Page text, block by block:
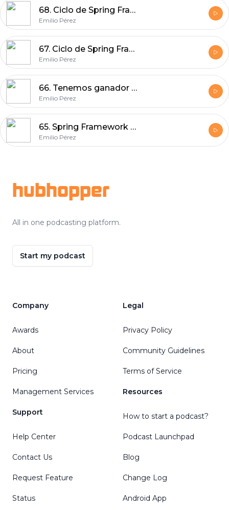
68. Ciclo de Spring Framework: Spring Core Container
Emilio Pérez
67. Ciclo de Spring Framework: Spring Boot
Emilio Pérez
66. Tenemos ganador y comenzamos monográfico de Spring Framework
Emilio Pérez
65. Spring Framework o Delphi MVC Framework
Emilio Pérez
hubhopper
All in one podcasting platform.
Start my podcast
Company
Awards
About
Pricing
Management Services
Support
Help Center
Contact Us
Request Feature
Status
Legal
Privacy Policy
Community Guidelines
Terms of Service
Resources
How to start a podcast?
Podcast Launchpad
Blog
Change Log
Android App